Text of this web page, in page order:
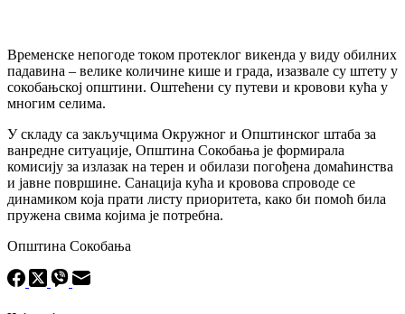
Временске непогоде током протеклог викенда у виду обилних
падавина – велике количине кише и града, изазвале су штету у
сокобањској општини. Оштећени су путеви и кровови кућа у
многим селима.
У складу са закључцима Окружног и Општинског штаба за
ванредне ситуације, Општина Сокобања је формирала
комисију за излазак на терен и обилази погођена домаћинства
и јавне површине. Санација кућа и кровова спроводе се
динамиком која прати листу приоритета, како би помоћ била
пружена свима којима је потребна.
Општина Сокобања